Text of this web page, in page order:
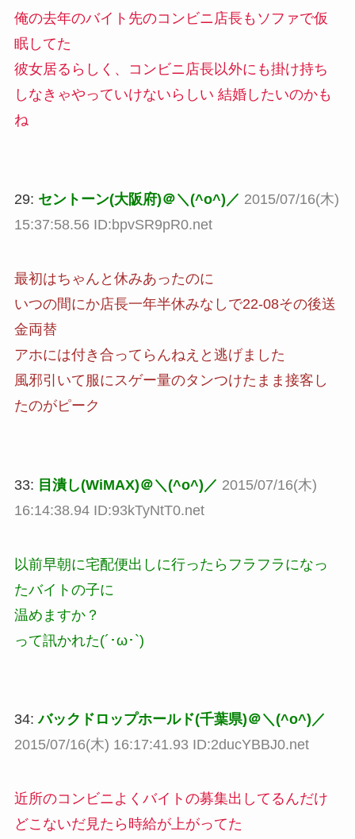
俺の去年のバイト先のコンビニ店長もソファで仮
眠してた
彼女居るらしく、コンビニ店長以外にも掛け持ち
しなきゃやっていけないらしい 結婚したいのかも
ね
29: セントーン(大阪府)＠＼(^o^)／ 2015/07/16(木)
15:37:58.56 ID:bpvSR9pR0.net
最初はちゃんと休みあったのに
いつの間にか店長一年半休みなしで22-08その後送
金両替
アホには付き合ってらんねえと逃げました
風邪引いて服にスゲー量のタンつけたまま接客し
たのがピーク
33: 目潰し(WiMAX)＠＼(^o^)／ 2015/07/16(木)
16:14:38.94 ID:93kTyNtT0.net
以前早朝に宅配便出しに行ったらフラフラになっ
たバイトの子に
温めますか？
って訊かれた(´･ω･`)
34:バックドロップホールド(千葉県)＠＼(^o^)／
2015/07/16(木) 16:17:41.93 ID:2ducYBBJ0.net
近所のコンビニよくバイトの募集出してるんだけ
どこないだ見たら時給が上がってた